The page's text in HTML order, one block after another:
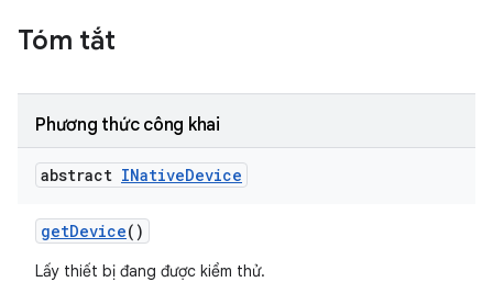
Tóm tắt
Phương thức công khai
abstract INativeDevice
getDevice()
Lấy thiết bị đang được kiểm thử.